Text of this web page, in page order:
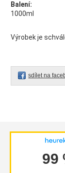
Balení:
1000ml
Výrobek je
sdílet na
99